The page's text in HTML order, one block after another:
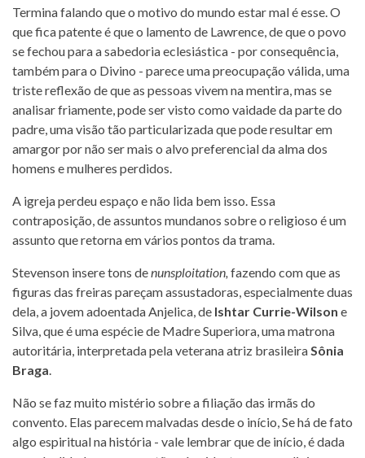
Termina falando que o motivo do mundo estar mal é esse. O
que fica patente é que o lamento de Lawrence, de que o povo
se fechou para a sabedoria eclesiástica - por consequência,
também para o Divino - parece uma preocupação válida, uma
triste reflexão de que as pessoas vivem na mentira, mas se
analisar friamente, pode ser visto como vaidade da parte do
padre, uma visão tão particularizada que pode resultar em
amargor por não ser mais o alvo preferencial da alma dos
homens e mulheres perdidos.
A igreja perdeu espaço e não lida bem isso. Essa
contraposição, de assuntos mundanos sobre o religioso é um
assunto que retorna em vários pontos da trama.
Stevenson insere tons denunsploitation, fazendo com que as
figuras das freiras pareçam assustadoras, especialmente duas
dela, a jovem adoentada Anjelica, de Ishtar Currie-Wilson e
Silva, que é uma espécie de Madre Superiora, uma matrona
autoritária, interpretada pela veterana atriz brasileiraSônia
Braga.
Não se faz muito mistério sobre a filiação das irmãs do
convento. Elas parecem malvadas desde o início, Se há de fato
algo espiritual na história - vale lembrar que de início, é dada